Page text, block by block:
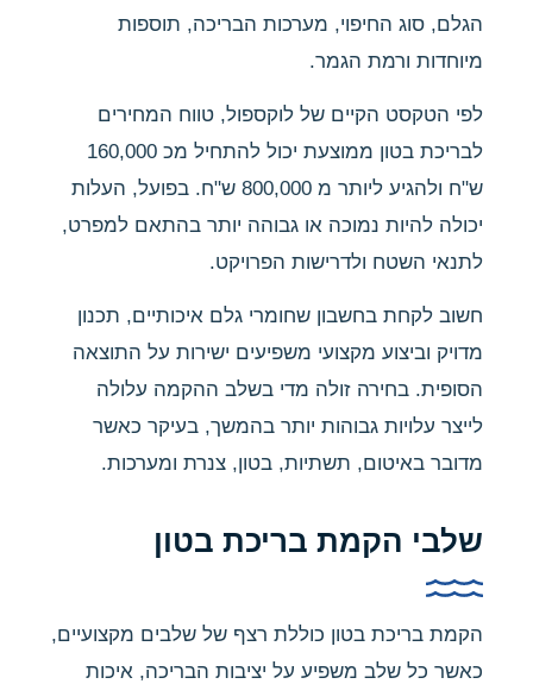
הגלם, סוג החיפוי, מערכות הבריכה, תוספות
מיוחדות ורמת הגמר.
לפי הטקסט הקיים של לוקספול, טווח המחירים
לבריכת בטון ממוצעת יכול להתחיל מכ 160,000
ש"ח ולהגיע ליותר מ 800,000 ש"ח. בפועל, העלות
יכולה להיות נמוכה או גבוהה יותר בהתאם למפרט,
לתנאי השטח ולדרישות הפרויקט.
חשוב לקחת בחשבון שחומרי גלם איכותיים, תכנון
מדויק וביצוע מקצועי משפיעים ישירות על התוצאה
הסופית. בחירה זולה מדי בשלב ההקמה עלולה
לייצר עלויות גבוהות יותר בהמשך, בעיקר כאשר
מדובר באיטום, תשתיות, בטון, צנרת ומערכות.
שלבי הקמת בריכת בטון
הקמת בריכת בטון כוללת רצף של שלבים מקצועיים,
כאשר כל שלב משפיע על יציבות הבריכה, איכות